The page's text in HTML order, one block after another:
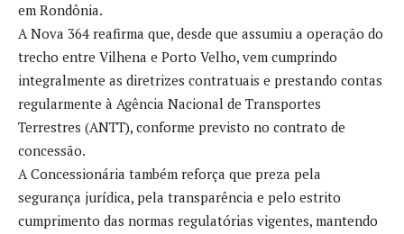
em Rondônia.
A Nova 364 reafirma que, desde que assumiu a operação do
trecho entre Vilhena e Porto Velho, vem cumprindo
integralmente as diretrizes contratuais e prestando contas
regularmente à Agência Nacional de Transportes
Terrestres (ANTT), conforme previsto no contrato de
concessão.
A Concessionária também reforça que preza pela
segurança jurídica, pela transparência e pelo estrito
cumprimento das normas regulatórias vigentes, mantendo